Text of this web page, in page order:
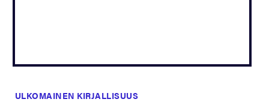
ULKOMAINEN KIRJALLISUUS